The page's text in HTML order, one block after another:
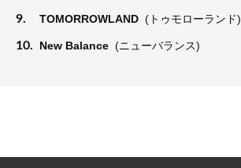
9. TOMORROWLAND (トゥモローランド)
10. New Balance (ニューバランス)